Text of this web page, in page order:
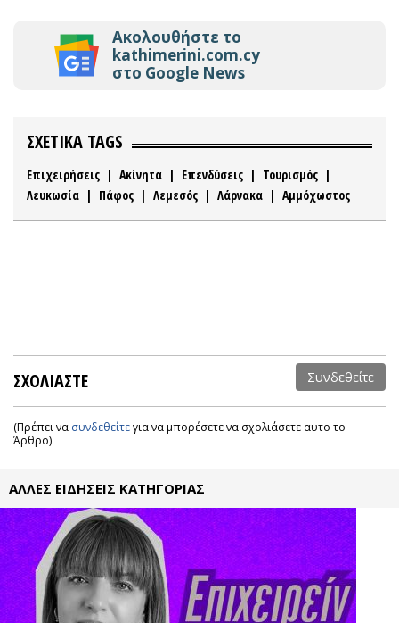
Ακολουθήστε το
kathimerini.com.cy
στο Google News
ΣΧΕΤΙΚΑ TAGS
Επιχειρήσεις | Ακίνητα | Επενδύσεις | Τουρισμός |
Λευκωσία | Πάφος | Λεμεσός | Λάρνακα | Αμμόχωστος
ΣΧΟΛΙΑΣΤΕ Συνδεθείτε
(Πρέπει να συνδεθείτεγια να μπορέσετε να σχολιάσετε αυτο το
Άρθρο)
ΑΛΛΕΣ ΕΙΔΗΣΕΙΣ ΚΑΤΗΓΟΡΙΑΣ